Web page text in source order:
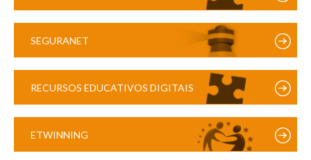
SEGURANET
RECURSOS EDUCATIVOS DIGITAIS
ETWINNING